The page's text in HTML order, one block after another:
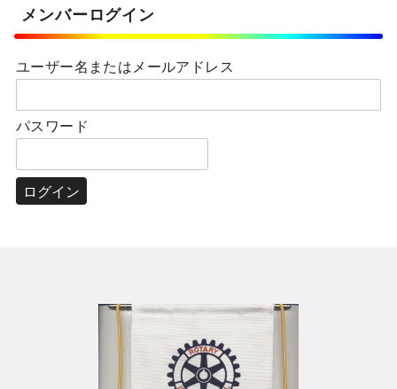
メンバーログイン
ユーザー名またはメールアドレス
パスワード